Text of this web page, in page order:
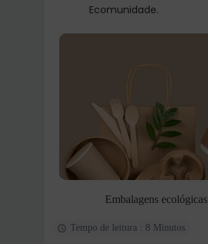
Ecomunidade.
Embalagens ecológicas
Tempo de leitura : 8 Minutos